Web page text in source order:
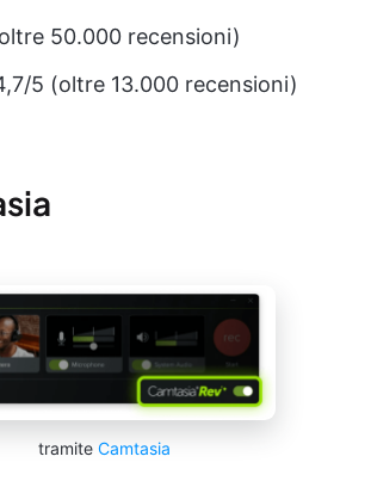
50.000 recensioni)
5 (oltre 13.000 recensioni)
tramite Camtasia